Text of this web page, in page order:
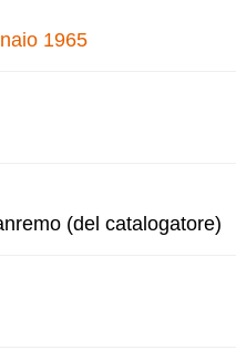
1965
(del catalogatore)